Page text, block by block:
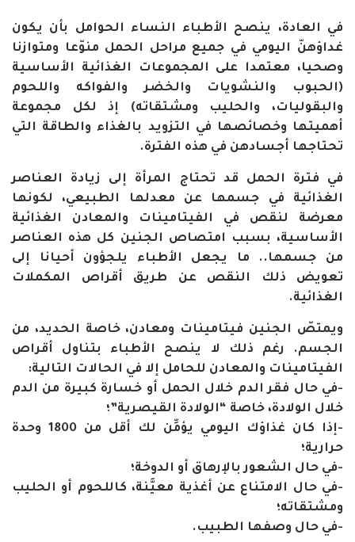
في العادة، ينصح الأطباء النساء الحوامل بأن يكون
غداؤهنّ اليومي في جميع مراحل الحمل منوّعا ومتوازنا
وصحيا، معتمدا على المجموعات الغذائية الأساسية
(الحبوب والنشويات والخضر والفواكه واللحوم
والبقوليات، والحليب ومشتقاته) إذ لكل مجموعة
أهميتها وخصائصها في التزويد بالغذاء والطاقة التي
تحتاجها أجسادهن في هذه الفترة.
في فترة الحمل قد تحتاج المرأة إلى زيادة العناصر
الغذائية في جسمها عن معدلها الطبيعي، لكونها
معرضة لنقص في الفيتامينات والمعادن الغذائية
الأساسية، بسبب امتصاص الجنين كل هذه العناصر
من جسمها.. ما يجعل الأطباء يلجؤون أحيانا إلى
تعويض ذلك النقص عن طريق أقراص المكملات
الغذائية.
ويمتصّ الجنين فيتامينات ومعادن، خاصة الحديد، من
الجسم. رغم ذلك لا ينصح الأطباء بتناول أقراص
الفيتامينات والمعادن للحامل إلا في الحالات التالية:
-في حال فقر الدم خلال الحمل أو خسارة كبيرة من الدم
خلال الولادة، خاصة “الولادة القيصرية”؛
-إذا كان غذاؤك اليومي يؤمِّن لك أقل من 1800 وحدة
حرارية؛
-في حال الشعور بالإرهاق أو الدوخة؛
-في حال الامتناع عن أغذية معيَّنة، كاللحوم أو الحليب
ومشتقاته؛
-في حال وصفها الطبيب.